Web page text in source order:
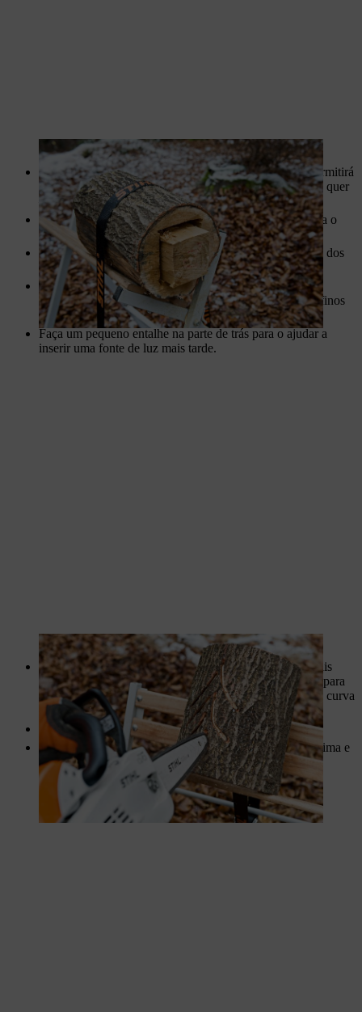
O padrão dos rasgos que esculpir no exterior do toro permitirá
que a luz brilhe a partir do interior. Decida o padrão que quer
– a sua criatividade é o limite!
Comece por desenhar o padrão no toro com giz. Esculpa o
seu padrão no toro, seguindo as marcações.
Um acessório especial para esculpir facilita a criação até dos
padrões mais complexos.
Para conseguir o melhor efeito, os rasgos da lanterna de
bricolage a partir de um toro não devem ser demasiado finos
nem demasiado grossos.
Faça um pequeno entalhe na parte de trás para o ajudar a
inserir uma fonte de luz mais tarde.
Retire a casca do tronco cuidadosamente, evitando o mais
possível danificar a superfície. Um machado é indicado para
toros pequenos, tal com o são um raspador e uma plaina curva
de duas mãos.
Não retire sem ter recortado primeiro os rasgos de luz.
Alise a superfície descascada da sua lanterna com uma lima e
uma lixa.